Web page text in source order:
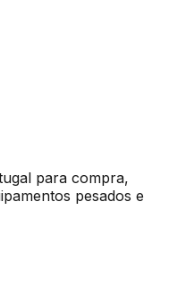
para compra,
pesados e